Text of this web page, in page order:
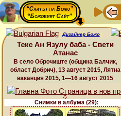
“Сайтът на Божо”
“Божовият Сайт”
Дизайнер Божо
Теке Ан Язулу баба - Свети
Атанас
В село Оброчиште (община Балчик,
област Добрич), 13 август 2015, Лятна
ваканция 2015, 1—16 август 2015
Снимки в албума (29):